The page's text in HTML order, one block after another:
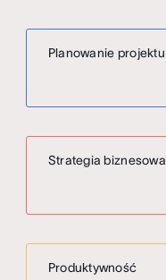
Planowanie projektu
Strategia biznesowa
Produktywność